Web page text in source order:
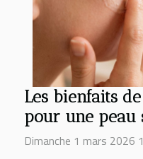
Les bienfaits
pour une peau
Dimanche 1 mars 2026